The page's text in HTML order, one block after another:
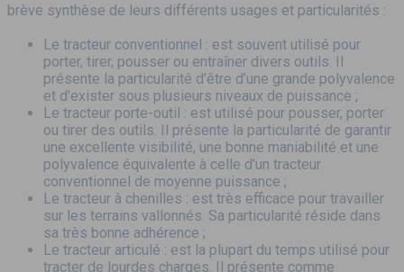
brève synthèse de leurs différents usages et particularités :
Le tracteur conventionnel : est souvent utilisé pour
porter, tirer, pousser ou entraîner divers outils. Il
présente la particularité d’être d’une grande polyvalence
et d’exister sous plusieurs niveaux de puissance ;
Le tracteur porte-outil : est utilisé pour pousser, porter
ou tirer des outils. Il présente la particularité de garantir
une excellente visibilité, une bonne maniabilité et une
polyvalence équivalente à celle d’un tracteur
conventionnel de moyenne puissance ;
Le tracteur à chenilles : est très efficace pour travailler
sur les terrains vallonnés. Sa particularité réside dans
sa très bonne adhérence ;
Le tracteur articulé : est la plupart du temps utilisé pour
tracter de lourdes charges. Il présente comme